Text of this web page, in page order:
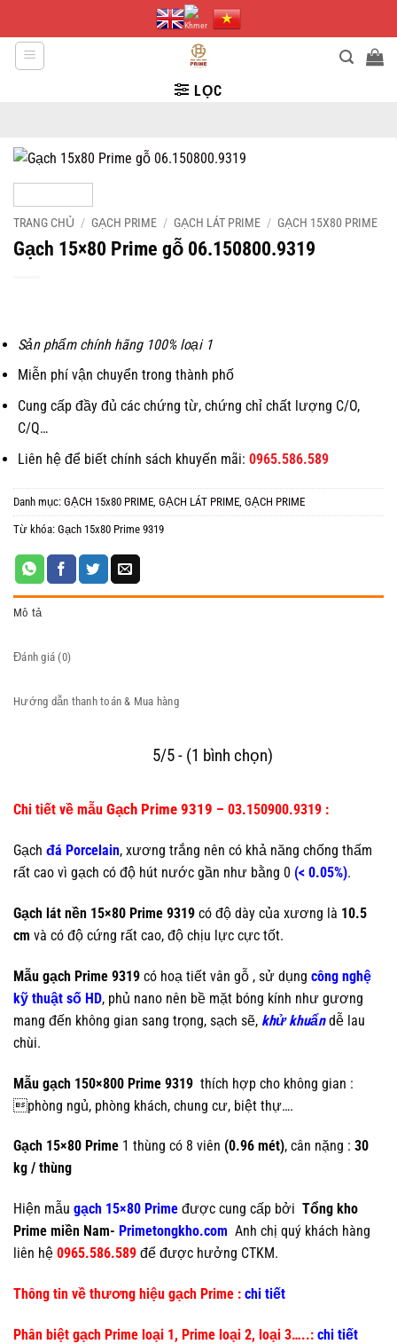
LỌC
TRANG CHỦ / GẠCH PRIME / GẠCH LÁT PRIME / GẠCH 15X80 PRIME
Gạch 15×80 Prime gỗ 06.150800.9319
Sản phẩm chính hãng 100% loại 1
Miễn phí vận chuyển trong thành phố
Cung cấp đầy đủ các chứng từ, chứng chỉ chất lượng C/O,
C/Q…
Liên hệ để biết chính sách khuyến mãi: 0965.586.589
Danh mục: GẠCH 15x80 PRIME, GẠCH LÁT PRIME, GẠCH PRIME
Từ khóa: Gạch 15x80 Prime 9319
Mô tả
Đánh giá (0)
Hướng dẫn thanh toán & Mua hàng
5/5 - (1 bình chọn)
Chi tiết về mẫu Gạch Prime 9319 – 03.150900.9319 :
Gạch đá Porcelain, xương trắng nên có khả năng chống thấm
rất cao vì gạch có độ hút nước gần như bằng 0 (< 0.05%).
Gạch lát nền 15×80 Prime 9319 có độ dày của xương là 10.5
cm và có độ cứng rất cao, độ chịu lực cực tốt.
Mẫu gạch Prime 9319 có hoạ tiết vân gỗ , sử dụng công nghệ
kỹ thuật số HD, phủ nano nên bề mặt bóng kính như gương
mang đến không gian sang trọng, sạch sẽ, khử khuẩn dễ lau
chùi.
Mẫu gạch 150×800 Prime 9319 thích hợp cho không gian :
phòng ngủ, phòng khách, chung cư, biệt thự….
Gạch 15×80 Prime 1 thùng có 8 viên (0.96 mét), cân nặng : 30
kg / thùng
Hiện mẫu gạch 15×80 Prime được cung cấp bởi Tổng kho
Prime miền Nam- Primetongkho.com Anh chị quý khách hàng
liên hệ 0965.586.589 để được hưởng CTKM.
Thông tin về thương hiệu gạch Prime : chi tiết
Phân biệt gạch Prime loại 1, Prime loại 2, loại 3…..: chi tiết